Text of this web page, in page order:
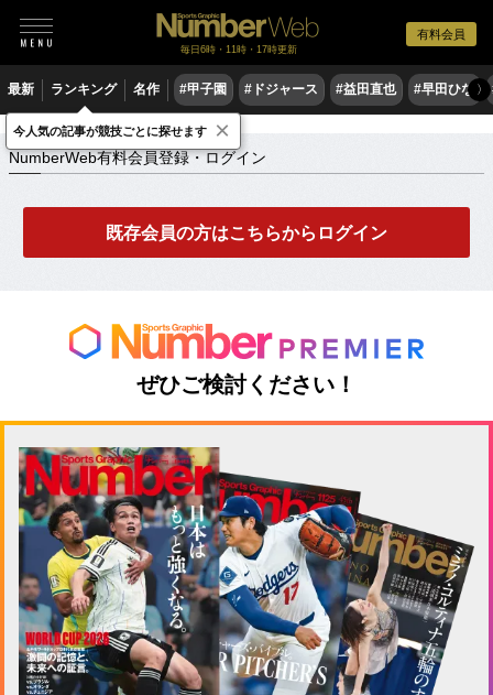
有料会員
毎日6時・11時・17時更新
最新 ランキング 名作 #甲子園 #ドジャース #益田直也 #早田ひな 〉
NumberWeb有料会員登録・ログイン
NumberWeb有料会員登録・ログイン
既存会員の方はこちらからログイン
ぜひご検討ください！
今人気の記事が競技ごとに探せます ×